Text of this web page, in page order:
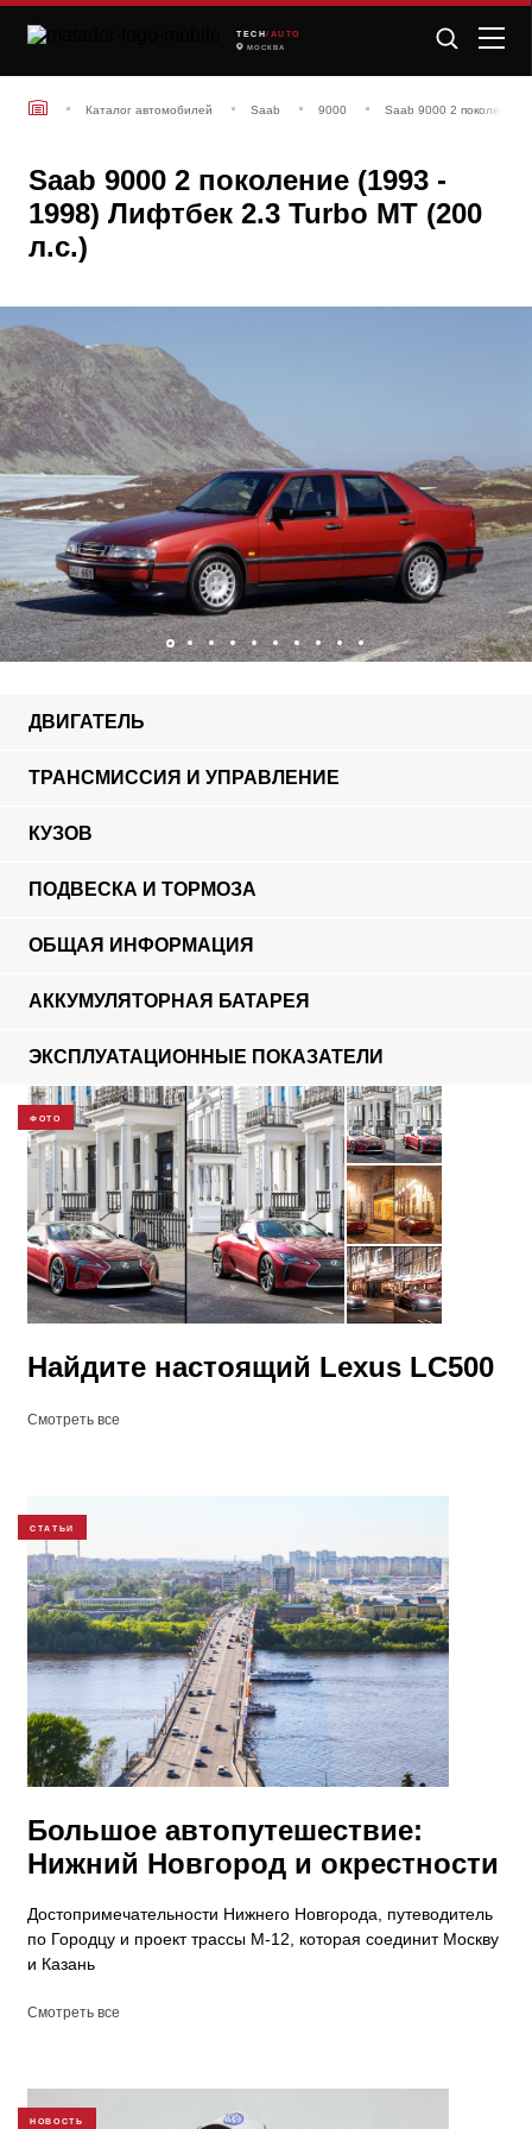
TECH /AUTO
МОСКВА
Каталог автомобилей Saab 9000 Saab 9000 2 поколение
Saab 9000 2 поколение (1993 -
1998) Лифтбек 2.3 Turbo MT (200
л.с.)
ДВИГАТЕЛЬ
ТРАНСМИССИЯ И УПРАВЛЕНИЕ
КУЗОВ
ПОДВЕСКА И ТОРМОЗА
ОБЩАЯ ИНФОРМАЦИЯ
АККУМУЛЯТОРНАЯ БАТАРЕЯ
ЭКСПЛУАТАЦИОННЫЕ ПОКАЗАТЕЛИ
ФОТО
Найдите настоящий Lexus LC500
Смотреть все
СТАТЬИ
Большое автопутешествие:
Нижний Новгород и окрестности
Достопримечательности Нижнего Новгорода, путеводитель
по Городцу и проект трассы М-12, которая соединит Москву
и Казань
Смотреть все
НОВОСТЬ